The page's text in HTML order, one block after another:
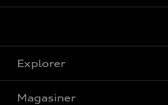
Explorer
Magasiner